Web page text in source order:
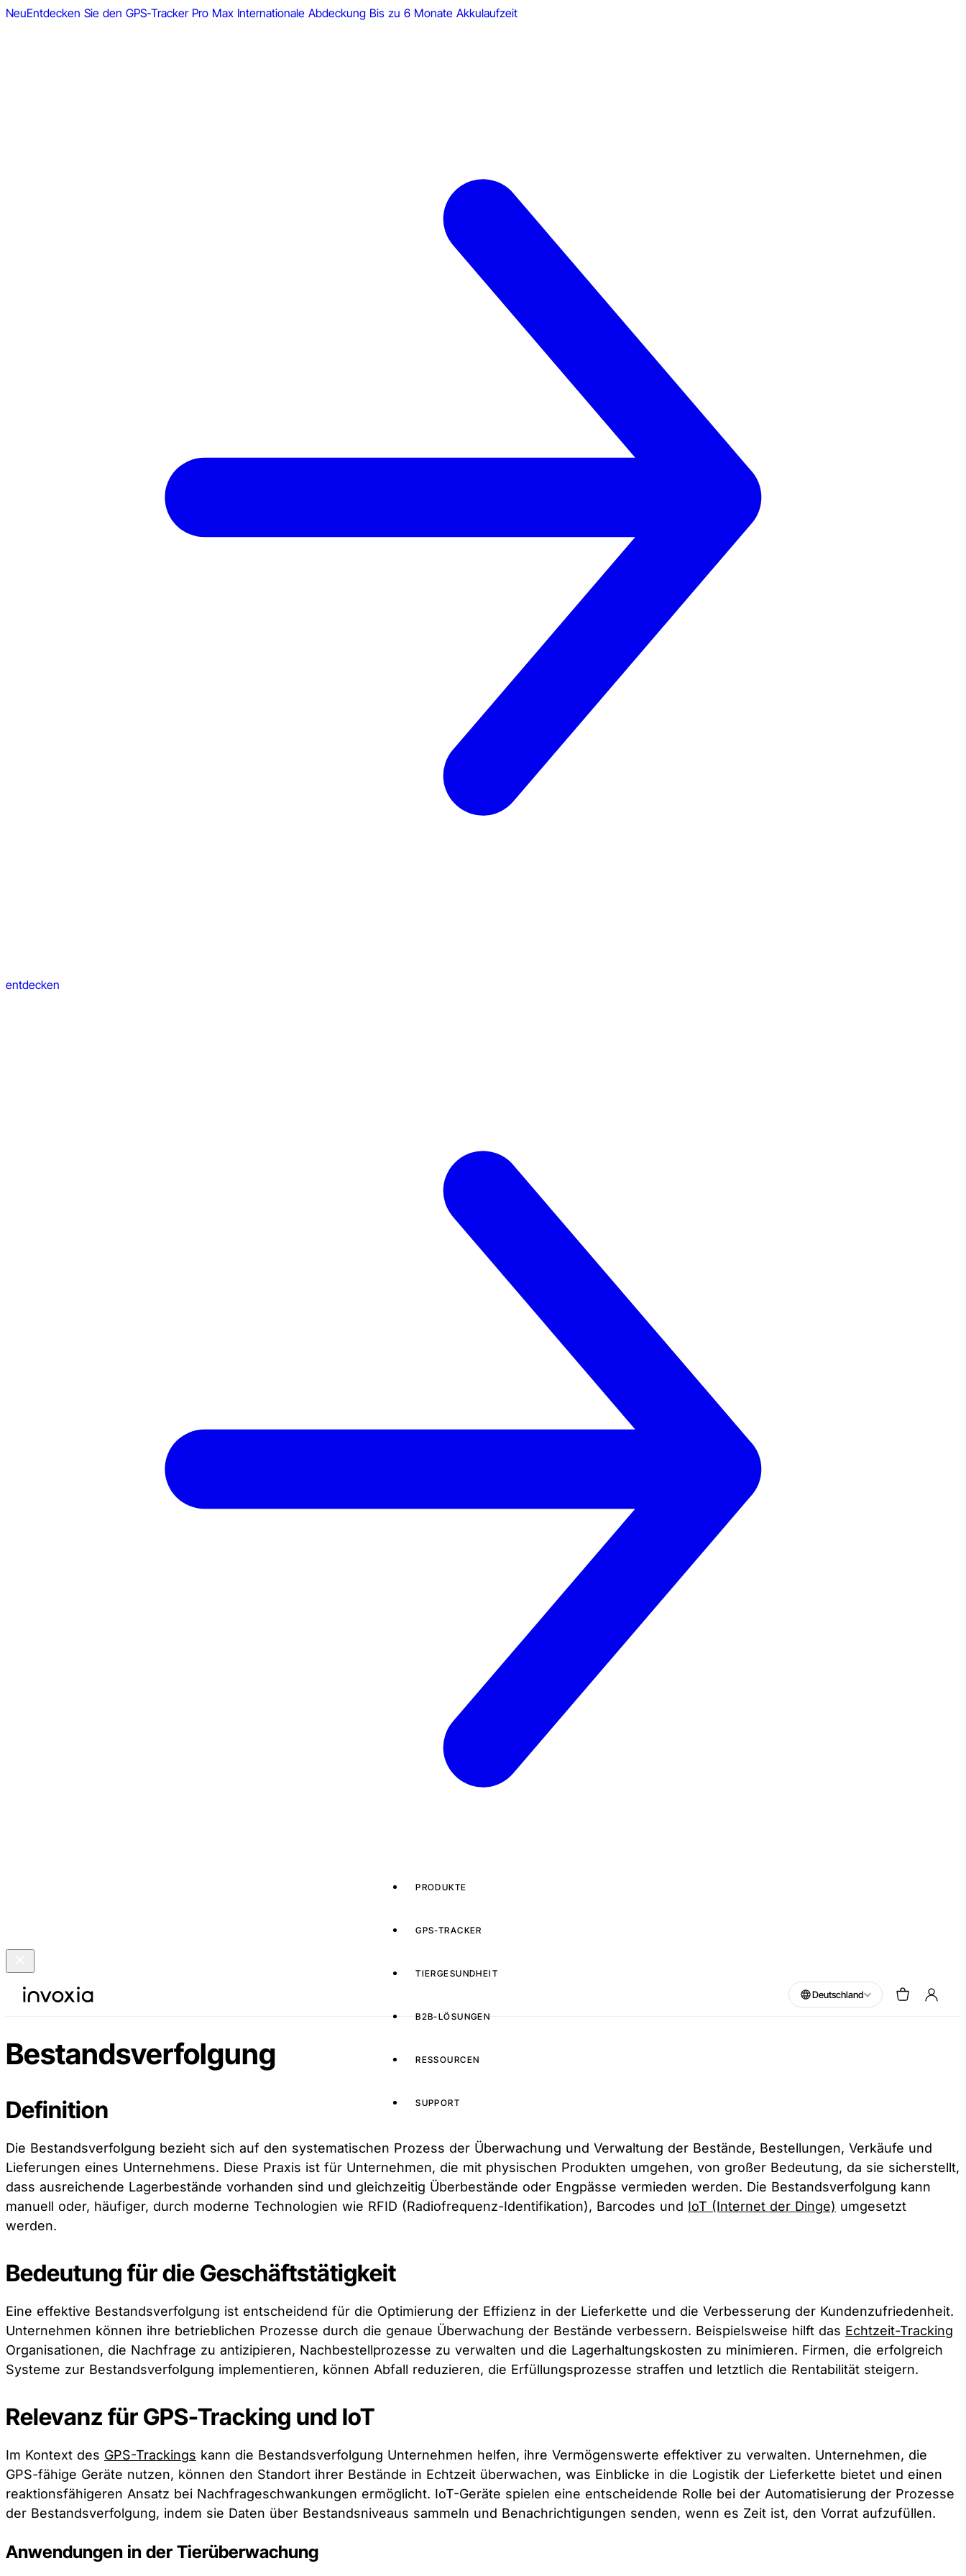
NeuEntdecken Sie den GPS-Tracker Pro Max Internationale Abdeckung Bis zu 6 Monate Akkulaufzeit
entdecken
PRODUKTE
GPS-TRACKER
TIERGESUNDHEIT
B2B-LÖSUNGEN
RESSOURCEN
SUPPORT
Deutschland
Bestandsverfolgung
Definition
Die Bestandsverfolgung bezieht sich auf den systematischen Prozess der Überwachung und Verwaltung der Bestände, Bestellungen, Verkäufe und
Lieferungen eines Unternehmens. Diese Praxis ist für Unternehmen, die mit physischen Produkten umgehen, von großer Bedeutung, da sie sicherstellt,
dass ausreichende Lagerbestände vorhanden sind und gleichzeitig Überbestände oder Engpässe vermieden werden. Die Bestandsverfolgung kann
manuell oder, häufiger, durch moderne Technologien wie RFID (Radiofrequenz-Identifikation), Barcodes und IoT (Internet der Dinge) umgesetzt
werden.
Bedeutung für die Geschäftstätigkeit
Eine effektive Bestandsverfolgung ist entscheidend für die Optimierung der Effizienz in der Lieferkette und die Verbesserung der Kundenzufriedenheit.
Unternehmen können ihre betrieblichen Prozesse durch die genaue Überwachung der Bestände verbessern. Beispielsweise hilft das Echtzeit-Tracking
Organisationen, die Nachfrage zu antizipieren, Nachbestellprozesse zu verwalten und die Lagerhaltungskosten zu minimieren. Firmen, die erfolgreich
Systeme zur Bestandsverfolgung implementieren, können Abfall reduzieren, die Erfüllungsprozesse straffen und letztlich die Rentabilität steigern.
Relevanz für GPS-Tracking und IoT
Im Kontext des GPS-Trackings kann die Bestandsverfolgung Unternehmen helfen, ihre Vermögenswerte effektiver zu verwalten. Unternehmen, die
GPS-fähige Geräte nutzen, können den Standort ihrer Bestände in Echtzeit überwachen, was Einblicke in die Logistik der Lieferkette bietet und einen
reaktionsfähigeren Ansatz bei Nachfrageschwankungen ermöglicht. IoT-Geräte spielen eine entscheidende Rolle bei der Automatisierung der Prozesse
der Bestandsverfolgung, indem sie Daten über Bestandsniveaus sammeln und Benachrichtigungen senden, wenn es Zeit ist, den Vorrat aufzufüllen.
Anwendungen in der Tierüberwachung